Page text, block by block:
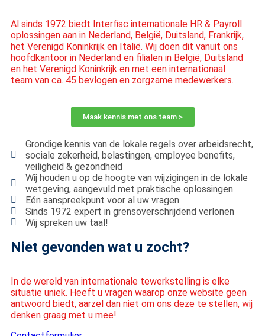
Al sinds 1972 biedt Interfisc internationale HR & Payroll
oplossingen aan in Nederland, België, Duitsland, Frankrijk,
het Verenigd Koninkrijk en Italië. Wij doen dit vanuit ons
hoofdkantoor in Nederland en filialen in België, Duitsland
en het Verenigd Koninkrijk en met een internationaal
team van ca. 45 bevlogen en zorgzame medewerkers.
Maak kennis met ons team >
Grondige kennis van de lokale regels over arbeidsrecht,
sociale zekerheid, belastingen, employee benefits,
veiligheid & gezondheid
Wij houden u op de hoogte van wijzigingen in de lokale
wetgeving, aangevuld met praktische oplossingen
Eén aanspreekpunt voor al uw vragen
Sinds 1972 expert in grensoverschrijdend verlonen
Wij spreken uw taal!
Niet gevonden wat u zocht?
In de wereld van internationale tewerkstelling is elke
situatie uniek. Heeft u vragen waarop onze website geen
antwoord biedt, aarzel dan niet om ons deze te stellen, wij
denken graag met u mee!